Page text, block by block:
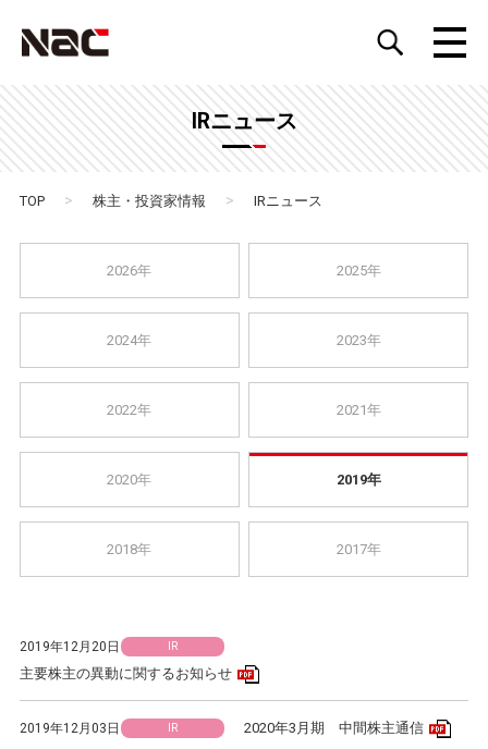
IRニュース
TOP > 株主・投資家情報 > IRニュース
2026年 2025年
2024年 2023年
2022年 2021年
2020年 2019年
2018年 2017年
2019年12月20日 IR
主要株主の異動に関するお知らせ
2019年12月03日 IR 2020年3月期 中間株主通信